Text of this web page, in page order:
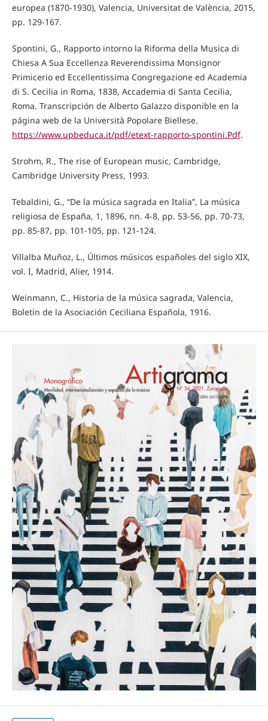
europea (1870-1930), Valencia, Universitat de València, 2015,
pp. 129-167.
Spontini, G., Rapporto intorno la Riforma della Musica di
Chiesa A Sua Eccellenza Reverendissima Monsignor
Primicerio ed Eccellentissima Congregazione ed Academia
di S. Cecilia in Roma, 1838, Accademia di Santa Cecilia,
Roma. Transcripción de Alberto Galazzo disponible en la
página web de la Università Popolare Biellese.
https://www.upbeduca.it/pdf/etext-rapporto-spontini.Pdf.
Strohm, R., The rise of European music, Cambridge,
Cambridge University Press, 1993.
Tebaldini, G., “De la música sagrada en Italia”, La música
religiosa de España, 1, 1896, nn. 4-8, pp. 53-56, pp. 70-73,
pp. 85-87, pp. 101-105, pp. 121-124.
Villalba Muñoz, L., Últimos músicos españoles del siglo XIX,
vol. I, Madrid, Alier, 1914.
Weinmann, C., Historia de la música sagrada, Valencia,
Boletín de la Asociación Ceciliana Española, 1916.